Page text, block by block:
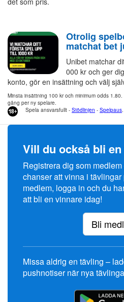
Otrolig
matchat bet
Unibet matchar
000 kr och ger
konto, gör en insättning och välj
Minsta insättning 100 kr och minimum odds
gång per ny spelare.
Spela ansvarsfullt - Stödlinjen - Spelpaus
Vill du också bli
Registrera dig som
chanser att vinna i tävlingar
medlem, logga in och du
att bli en vinnare idag!
Bli
Missa aldrig en tävling –
pushnotiser när nya